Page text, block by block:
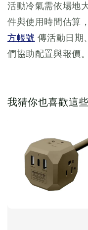
活動冷氣需依場地
件與使用時間估算
方帳號 傳活動日期
們協助配置與報價。
我猜你也喜歡這